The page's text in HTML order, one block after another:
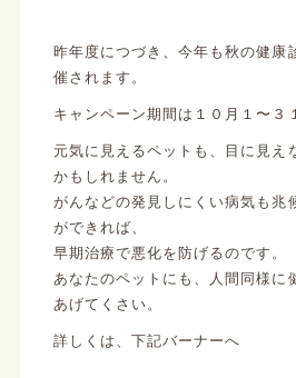
昨年度につづき、今年も秋の健康
催されます。
キャンペーン期間は１０月１〜３
元気に見えるペットも、目に見え
かもしれません。
がんなどの発見しにくい病気も兆
ができれば、
早期治療で悪化を防げるのです。
あなたのペットにも、人間同様に
あげてくさい。
詳しくは、下記バーナーへ